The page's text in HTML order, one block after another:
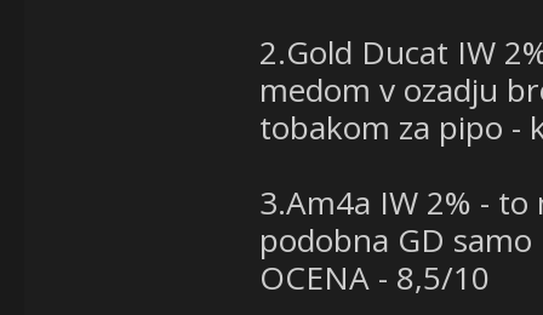
2.Gold Ducat IW
medom v ozadju
tobakom za pipo -
3.Am4a IW 2% -
podobna GD
OCENA - 8,5/10